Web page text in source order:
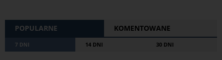
POPULARNE KOMENTOWANE
7 DNI 14 DNI 30 DNI